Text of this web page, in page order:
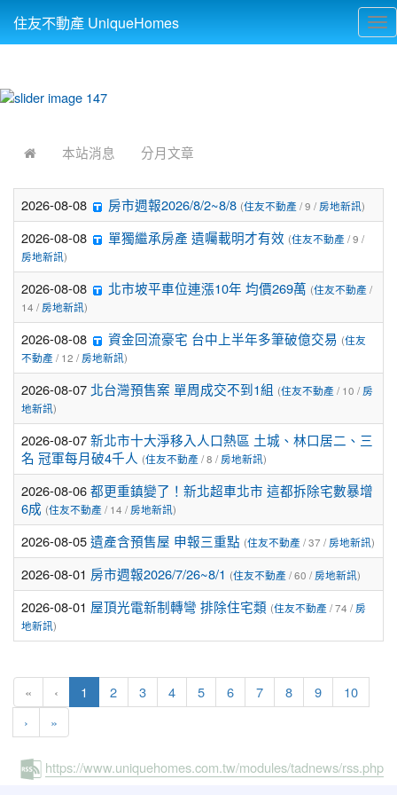
住友不動產 UniqueHomes
本站消息 分月文章
2026-08-08 房市週報2026/8/2~8/8 (住友不動產 / 9 / 房地新訊)
2026-08-08 單獨繼承房產 遺囑載明才有效 (住友不動產 / 9 /
房地新訊)
2026-08-08 北市坡平車位連漲10年 均價269萬 (住友不動產 /
14 / 房地新訊)
2026-08-08 資金回流豪宅 台中上半年多筆破億交易 (住友
不動產 / 12 / 房地新訊)
2026-08-07 北台灣預售案 單周成交不到1組 (住友不動產 / 10 / 房
地新訊)
2026-08-07新北市十大淨移入人口熱區 土城、林口居二、三
名 冠軍每月破4千人 (住友不動產 / 8 / 房地新訊)
2026-08-06都更重鎮變了！新北超車北市 這都拆除宅數暴增
6成 (住友不動產 / 14 / 房地新訊)
2026-08-05遺產含預售屋 申報三重點 (住友不動產 / 37 / 房地新訊)
2026-08-01 房市週報2026/7/26~8/1 (住友不動產 / 60 / 房地新訊)
2026-08-01 屋頂光電新制轉彎 排除住宅類 (住友不動產 / 74 / 房
地新訊)
« ‹ 1 (current)
2 3 4 5 6 7 8 9
10
›
»
https://www.uniquehomes.com.tw/modules/tadnews/rss.php